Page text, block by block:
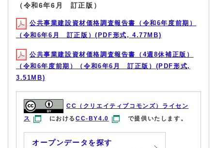
（令和6年6月 訂正版）
公共事業建設資材価格調査報告書（令和6年度前期）
（令和6年6月 訂正版）(PDF形式, 4.77MB)
公共事業建設資材価格調査報告書（4週8休補正版）
（令和6年度前期）（令和6年6月 訂正版）(PDF形式,
3.51MB)
CC（クリエイティブコモンズ）ライセン
ス
におけるCC-BY4.0 で提供いたします。
オープンデータを探す